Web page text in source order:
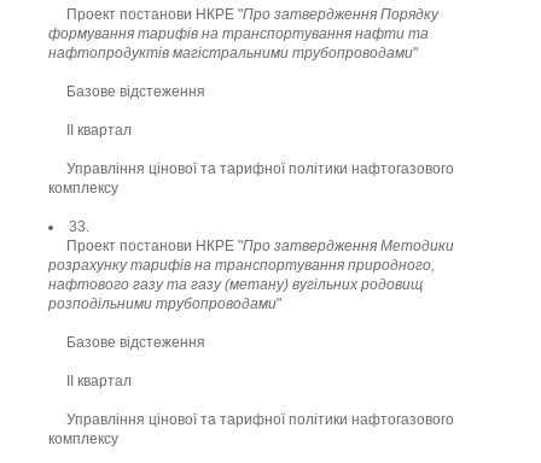
Проект постанови НКРЕ "Про затвердження Порядку
формування тарифів на транспортування нафти та
нафтопродуктів магістральними трубопроводами"
Базове відстеження
ІІ квартал
Управління цінової та тарифної політики нафтогазового
комплексу
33.
Проект постанови НКРЕ "Про затвердження Методики
розрахунку тарифів на транспортування природного,
нафтового газу та газу (метану) вугільних родовищ
розподільними трубопроводами"
Базове відстеження
ІІ квартал
Управління цінової та тарифної політики нафтогазового
комплексу